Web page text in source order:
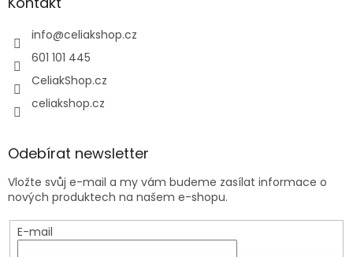
info@celiakshop.cz
601 101 445
CeliakShop.cz
celiakshop.cz
Odebírat newsletter
Vložte svůj e-mail a my vám budeme zasílat informace o
nových produktech na našem e-shopu.
E-mail